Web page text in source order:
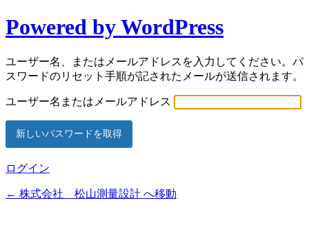
Powered by WordPress
ユーザー名、またはメールアドレスを入力してください。パ
スワードのリセット手順が記されたメールが送信されます。
ユーザー名またはメールアドレス
ログイン
← 株式会社 松山測量設計 へ移動